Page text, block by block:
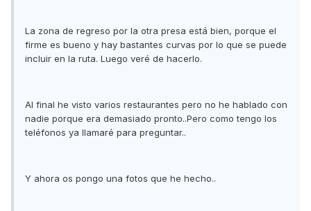
La zona de regreso por la otra presa está bien, porque el
firme es bueno y hay bastantes curvas por lo que se puede
incluir en la ruta. Luego veré de hacerlo.
Al final he visto varios restaurantes pero no he hablado con
nadie porque era demasiado pronto..Pero como tengo los
teléfonos ya llamaré para preguntar..
Y ahora os pongo una fotos que he hecho..